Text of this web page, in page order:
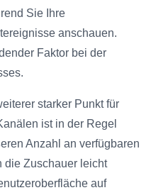
Sie Ihre
anschauen.
Faktor bei der
starker Punkt für
ist in der Regel
Anzahl an verfügbaren
die Zuschauer leicht
auf